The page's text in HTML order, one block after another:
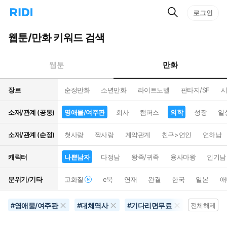
리
홈
으
턴
트
검
로그인
웹툰/만화 키워드 검색
웹툰 만화
장르 순정만화 소년만화 라이트노벨 판타지/SF
소재/관계 (공통) 영애물/여주판 회사 캠퍼스 의학 성장 일
소재/관계 (순정) 첫사랑 짝사랑 계약관계 친구>연인 연하남
캐릭터 나쁜남자 다정남 왕족/귀족 용사마왕 인기남
분위기/기타 고화질 e북 연재 완결 한국 일본
#영애물/여주판 #대체역사 #기다리면무료 #무협물
전체해제